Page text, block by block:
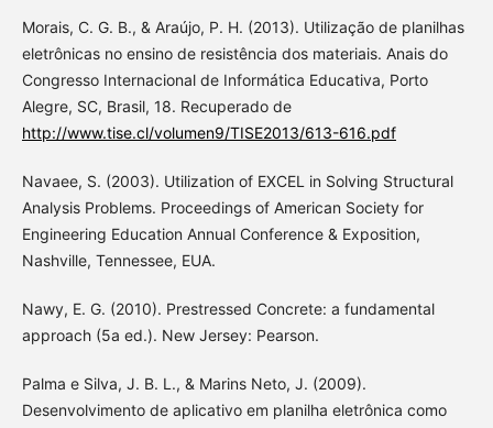
Morais, C. G. B., & Araújo, P. H. (2013). Utilização de planilhas
eletrônicas no ensino de resistência dos materiais. Anais do
Congresso Internacional de Informática Educativa, Porto
Alegre, SC, Brasil, 18. Recuperado de
http://www.tise.cl/volumen9/TISE2013/613-616.pdf
Navaee, S. (2003). Utilization of EXCEL in Solving Structural
Analysis Problems. Proceedings of American Society for
Engineering Education Annual Conference & Exposition,
Nashville, Tennessee, EUA.
Nawy, E. G. (2010). Prestressed Concrete: a fundamental
approach (5a ed.). New Jersey: Pearson.
Palma e Silva, J. B. L., & Marins Neto, J. (2009).
Desenvolvimento de aplicativo em planilha eletrônica como